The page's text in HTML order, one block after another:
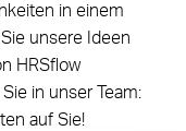
in einem
unsere Ideen
HRSflow
in unser Team:
auf Sie!